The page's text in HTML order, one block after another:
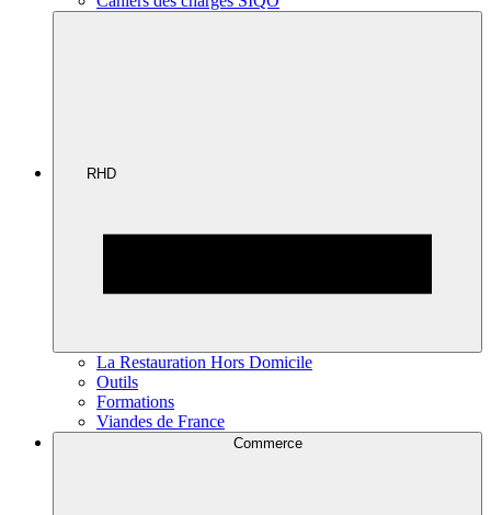
RHD
La Restauration Hors Domicile
Outils
Formations
Viandes de France
Commerce